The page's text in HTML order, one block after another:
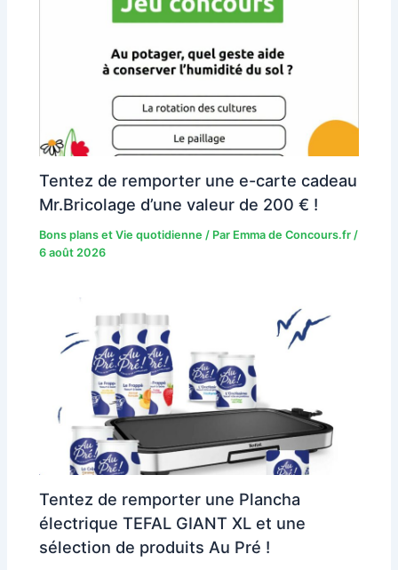
Tentez de remporter une e-carte cadeau
Mr.Bricolage d’une valeur de 200 € !
Bons plans et Vie quotidienne / Par Emma de Concours.fr/
6 août 2026
Tentez de remporter une Plancha
électrique TEFAL GIANT XL et une
sélection de produits Au Pré !